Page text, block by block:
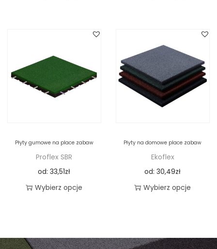
Płyty gumowe na place zabaw
Proflex SBR
od:33,51zł
Wybierz opcje
Płyty na domowe place zabaw
Ekoflex
od:30,49zł
Wybierz opcje